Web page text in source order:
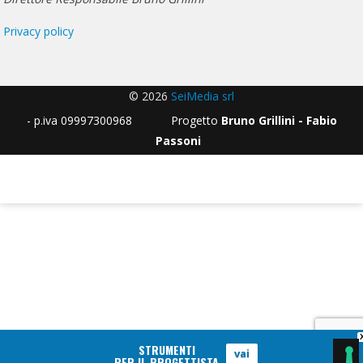
Privacy policy
© 2026 SeiMedia srl
- p.iva 09997300968 Progetto Bruno Grillini - Fabio
Passoni
STRUMENTI vai